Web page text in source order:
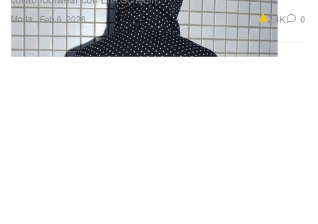
Moda Feb 6, 2026 2.4K 0